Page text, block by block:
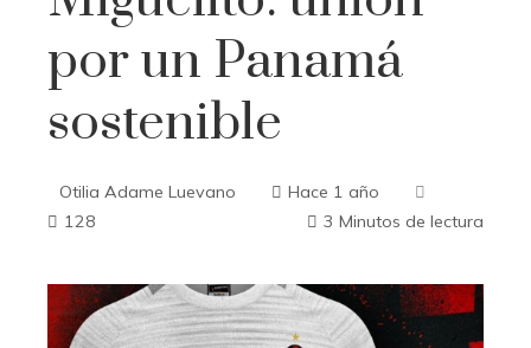
por un Panamá
sostenible
Otilia Adame Luevano
Hace 1 año
128
3 Minutos de lectura